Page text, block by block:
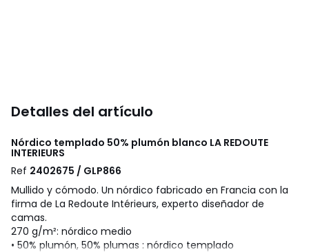
Detalles del artículo
Nórdico templado 50% plumón blanco LA REDOUTE
INTERIEURS
Ref 2402675 / GLP866
Mullido y cómodo. Un nórdico fabricado en Francia con la
firma de La Redoute Intérieurs, experto diseñador de
camas.
270 g/m²: nórdico medio
• 50% plumón, 50% plumas : nórdico templado